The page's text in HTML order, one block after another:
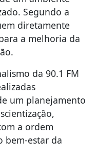
Segundo a
diretamente
a melhoria da
da 90.1 FM
um planejamento
a ordem
bem-estar da